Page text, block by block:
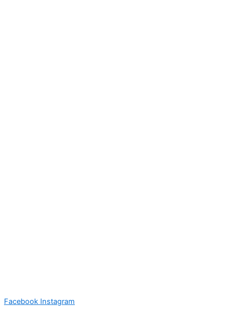
Facebook Instagram